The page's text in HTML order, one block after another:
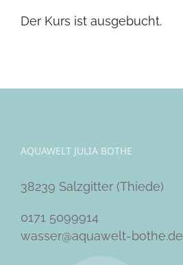
Der Kurs ist ausgebucht.
AQUAWELT JULIA BOTHE
38239 Salzgitter (Thiede)
0171 5099914
wasser@aquawelt-bothe.de